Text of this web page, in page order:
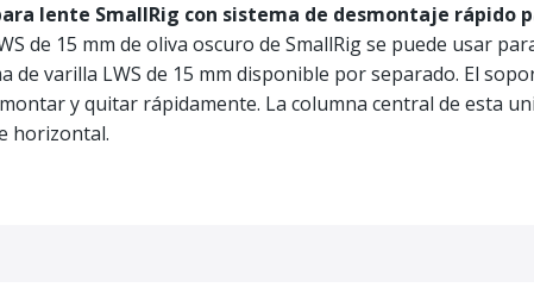
lente SmallRig con sistema de desmontaje rápido
de 15 mm de oliva oscuro de SmallRig se puede usar
de varilla LWS de 15 mm disponible por separado. El
y quitar rápidamente. La columna central de esta
horizontal.